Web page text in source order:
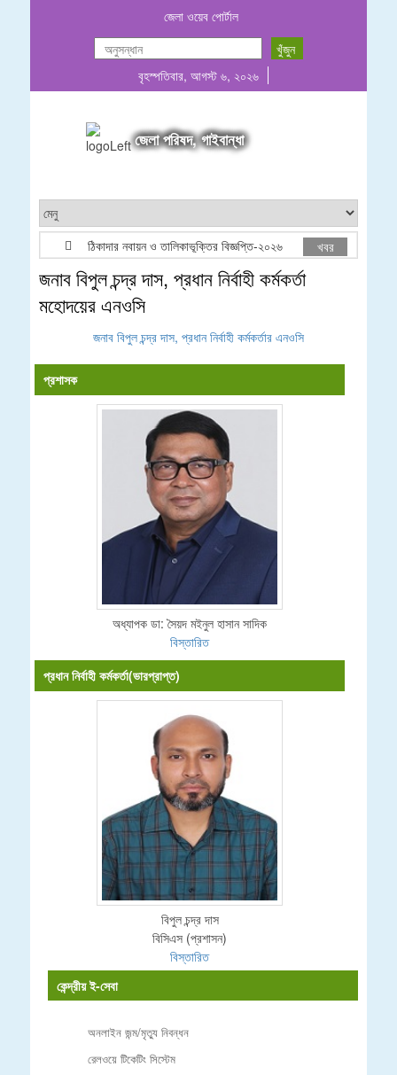
জেলা ওয়েব পোর্টাল
বৃহস্পতিবার, আগস্ট ৬, ২০২৬
জেলা পরিষদ, গাইবান্ধা
ঠিকাদার নবায়ন ও তালিকাভূক্তির বিজ্ঞপ্তি-২০২৬ জেলা পরিষদ
খবর
জনাব বিপুল চন্দ্র দাস, প্রধান নির্বাহী কর্মকর্তা
মহোদয়ের এনওসি
জনাব বিপুল চন্দ্র দাস, প্রধান নির্বাহী কর্মকর্তার এনওসি
প্রশাসক
অধ্যাপক ডা: সৈয়দ মইনুল হাসান সাদিক
বিস্তারিত
প্রধান নির্বাহী কর্মকর্তা(ভারপ্রাপ্ত)
বিপুল চন্দ্র দাস
বিসিএস (প্রশাসন)
বিস্তারিত
কেন্দ্রীয় ই-সেবা
অনলাইন জন্ম/মৃত্যু নিবন্ধন
রেলওয়ে টিকেটিং সিস্টেম